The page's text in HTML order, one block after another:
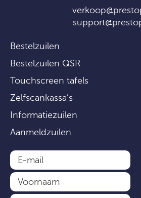
Bestelzuilen
Bestelzuilen QSR
Touchscreen tafels
Zelfscankassa’s
Informatiezuilen
Aanmeldzuilen